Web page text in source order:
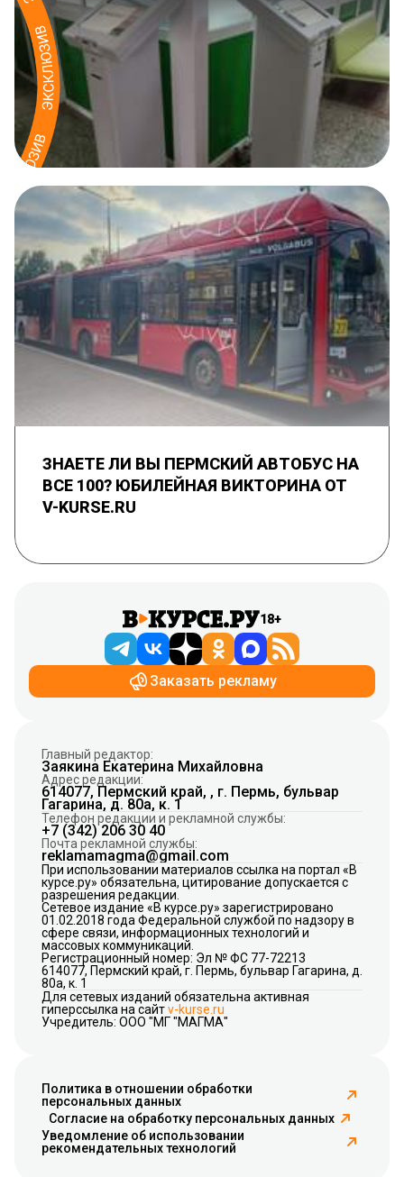
ЗНАЕТЕ ЛИ ВЫ ПЕРМСКИЙ АВТОБУС НА
ВСЕ 100? ЮБИЛЕЙНАЯ ВИКТОРИНА ОТ
V-KURSE.RU
18+
Заказать рекламу
Главный редактор:
Заякина Екатерина Михайловна
Адрес редакции:
614077, Пермский край, , г. Пермь, бульвар
Гагарина, д. 80а, к. 1
Телефон редакции и рекламной службы:
+7 (342) 206 30 40
Почта рекламной службы:
reklamamagma@gmail.com
При использовании материалов ссылка на портал «В
курсе.ру» обязательна, цитирование допускается с
разрешения редакции.
Сетевое издание «В курсе.ру» зарегистрировано
01.02.2018 года Федеральной службой по надзору в
сфере связи, информационных технологий и
массовых коммуникаций.
Регистрационный номер: Эл № ФС 77-72213
614077, Пермский край, г. Пермь, бульвар Гагарина, д.
80а, к. 1
Для сетевых изданий обязательна активная
гиперссылка на сайтv-kurse.ru
Учредитель: ООО "МГ "МАГМА"
Политика в отношении обработки
персональных данных
Согласие на обработку персональных данных
Уведомление об использовании
рекомендательных технологий